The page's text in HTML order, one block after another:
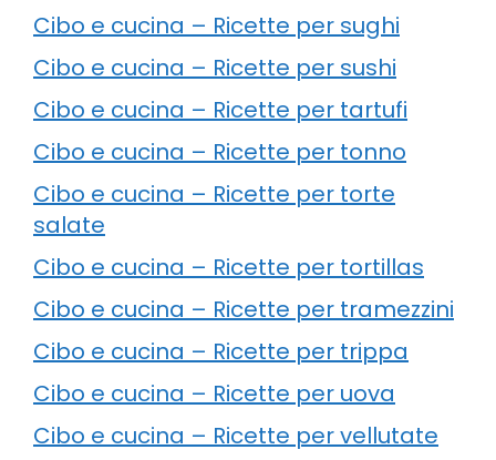
Cibo e cucina – Ricette per sughi
Cibo e cucina – Ricette per sushi
Cibo e cucina – Ricette per tartufi
Cibo e cucina – Ricette per tonno
Cibo e cucina – Ricette per torte
salate
Cibo e cucina – Ricette per tortillas
Cibo e cucina – Ricette per tramezzini
Cibo e cucina – Ricette per trippa
Cibo e cucina – Ricette per uova
Cibo e cucina – Ricette per vellutate